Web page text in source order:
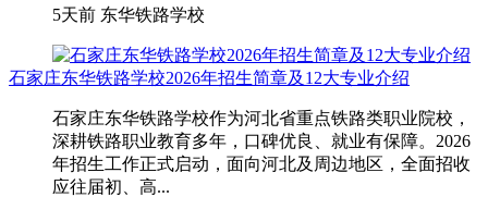
5天前 东华铁路学校
石家庄东华铁路学校2026年招生简章及12大专业介绍
石家庄东华铁路学校作为河北省重点铁路类职业院校，
深耕铁路职业教育多年，口碑优良、就业有保障。2026
年招生工作正式启动，面向河北及周边地区，全面招收
应往届初、高...